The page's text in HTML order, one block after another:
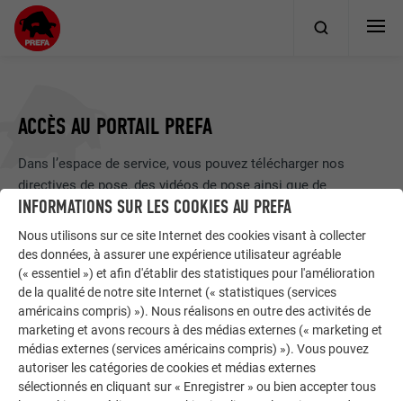
ACCÈS AU PORTAIL PREFA
Dans l’espace de service, vous pouvez télécharger nos
directives de pose, des vidéos de pose ainsi que de
nombreux autres documents utiles.
Enregistrer les informations de connexion
INFORMATIONS SUR LES COOKIES AU PREFA
Nous utilisons sur ce site Internet des cookies visant à collecter
des données, à assurer une expérience utilisateur agréable
(« essentiel ») et afin d'établir des statistiques pour l'amélioration
de la qualité de notre site Internet (« statistiques (services
américains compris) »). Nous réalisons en outre des activités de
marketing et avons recours à des médias externes (« marketing et
médias externes (services américains compris) »). Vous pouvez
autoriser les catégories de cookies et médias externes
sélectionnés en cliquant sur « Enregistrer » ou bien accepter tous